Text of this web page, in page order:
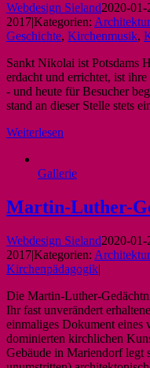
Webdesign Sieland2020-
2017|Kategorien: Architektur
Geschichte, Kirchenmusik,
Sankt Nikolai ist Potsdams
erdacht und errichtet, ist
- und heute für Besucher
stand an dieser Stelle stets
Weiterlesen
Gallerie
Martin-Luther-
Webdesign Sieland2020-
2017|Kategorien: Architektur
Kirchenpädagogik|
Die Martin-Luther-
Ihr fast unverändert
einmaliges Dokument eines
dominierten kirchlichen
Gebäude in Mariendorf legt